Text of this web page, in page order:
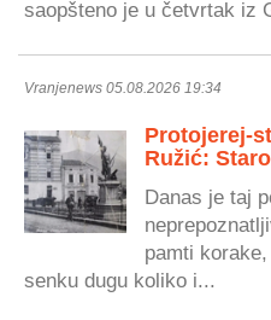
saopšteno je u četvrtak iz
Vranjenews 05.08.2026 19:34
Protojerej-
Ružić:
Danas je taj
pamti
senku dugu koliko i...